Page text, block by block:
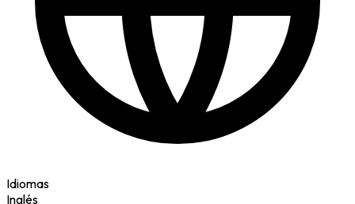
Idiomas
Inglés